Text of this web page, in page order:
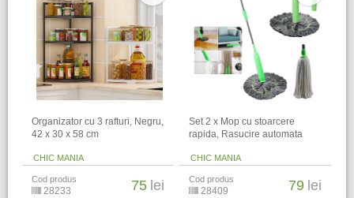
Organizator cu 3 rafturi, Negru,
42 x 30 x 58 cm
CHIC MANIA
Cod produs
28233 75 lei
Set 2 x Mop cu stoarcere
rapida, Rasucire automata
CHIC MANIA
Cod produs
28409 79 lei